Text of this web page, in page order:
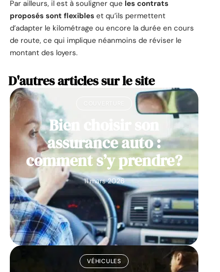
Par ailleurs, il est à souligner que les contrats
proposés sont flexibles et qu’ils permettent
d’adapter le kilométrage ou encore la durée en cours
de route, ce qui implique néanmoins de réviser le
montant des loyers.
D'autres articles sur le site
Bien choisir son
assurance auto :
comment s’y prendre?
11 mars 2026
VÉHICULES